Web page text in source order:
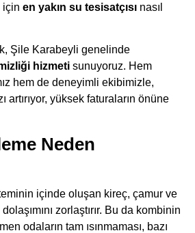
için en yakın su tesisatçısı nasıl
Şile Karabeyli genelinde
hizmeti sunuyoruz. Hem
hem de deneyimli ekibimizle,
artırıyor, yüksek faturaların önüne
Neden
içinde oluşan kireç, çamur ve
zorlaştırır. Bu da kombinin
odaların tam ısınmaması, bazı